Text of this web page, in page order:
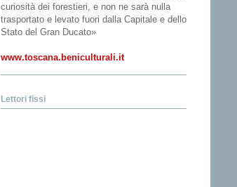
curiosità dei forestieri, e non ne sarà nulla
trasportato e levato fuori dalla Capitale e dello
Stato del Gran Ducato»
www.toscana.beniculturali.it
Lettori fissi